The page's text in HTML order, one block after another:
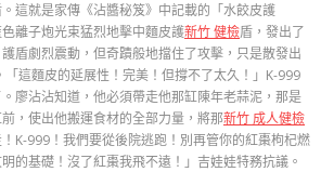
這就是家傳《沾醬秘笈》中記載的「水餃皮護
離子炮光束猛烈地擊中麵皮護新竹 健檢盾，發出了
盾劇烈震動，但奇蹟般地擋住了攻擊，只是散發出
「這麵皮的延展性！完美！但撐不了太久！」K-999
廖沾沾知道，他必須帶走他那缸陳年老蒜泥，那是
，使出他搬運食材的全部力量，將那新竹 成人健檢
K-999！我們要從後院逃跑！別再管你的紅棗枸杞燃
的基礎！沒了紅棗我飛不遠！」吉娃娃特務抗議。